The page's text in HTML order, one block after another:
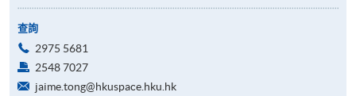
查詢
2975 5681
2548 7027
jaime.tong@hkuspace.hku.hk